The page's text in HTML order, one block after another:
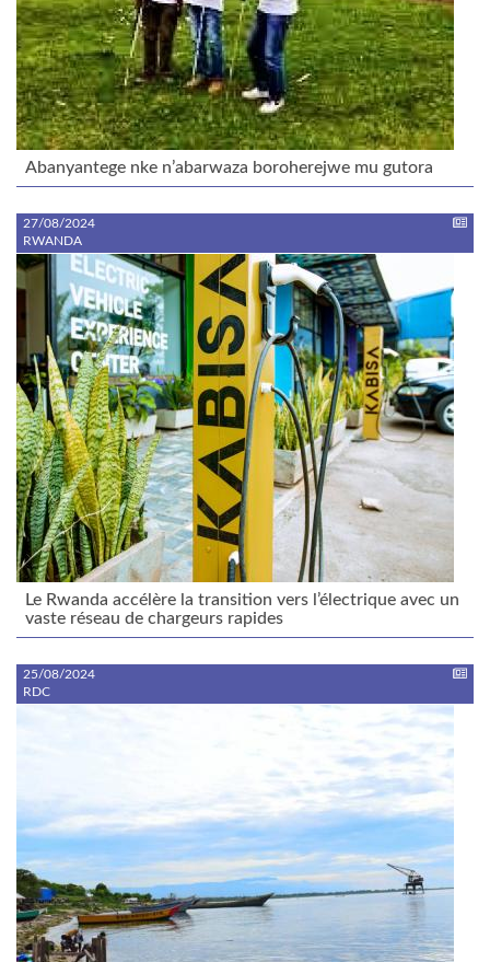
Abanyantege nke n’abarwaza boroherejwe mu gutora
27/08/2024
RWANDA
Le Rwanda accélère la transition vers l’électrique avec un
vaste réseau de chargeurs rapides
25/08/2024
RDC